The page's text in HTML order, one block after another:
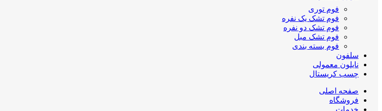
فوم توری
فوم تشک یک نفره
فوم تشک دو نفره
فوم تشک مبل
فوم بسته بندی
سلفون
نایلون معمولی
چسب کریستال
صفحه اصلی
فروشگاه
خدمات